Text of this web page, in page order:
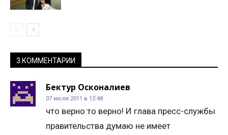
3 КОММЕНТАРИИ
Бектур Осконалиев
07 июля 2011 в 12:48
что верно то верно! И глава пресс-службы
правительства думаю не имеет